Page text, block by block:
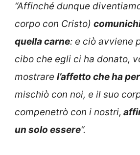
“Affinché dunque
corpo con Cristo)
quella carne: e ciò avviene
cibo che egli ci ha donato,
mostrare l’affetto che ha
mischiò con noi, e il suo
compenetrò con i nostri,
un solo essere“.